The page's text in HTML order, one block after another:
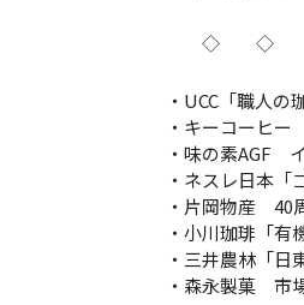
◇ ◇
・UCC「職人
・キーコーヒ
・味の素AGF
・ネスレ日本
・片岡物産 40
・小川珈琲「有
・三井農林「
・森永製菓 市